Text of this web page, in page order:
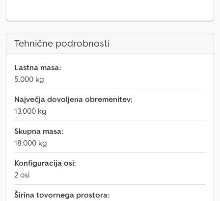
Tehnične podrobnosti
Lastna masa:
5.000 kg
Največja dovoljena obremenitev:
13.000 kg
Skupna masa:
18.000 kg
Konfiguracija osi:
2 osi
Širina tovornega prostora: